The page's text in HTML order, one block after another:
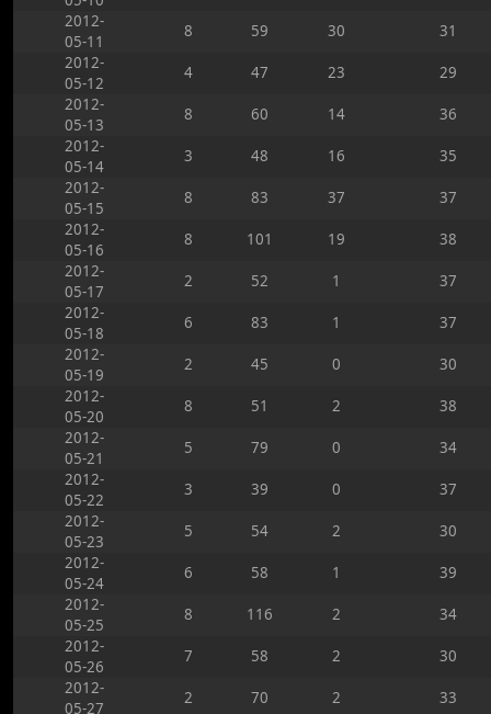
2012-
05-11
8 59 30
31
2012-
05-12
4 47 23
29
2012-
05-13
8 60 14
36
2012-
05-14
3 48 16
35
2012-
05-15
8 83 37
37
2012-
05-16
8 101 19
38
2012-
05-17
2 52 1
37
2012-
05-18
6 83 1
37
2012-
05-19
2 45 0
30
2012-
05-20
8 51 2
38
2012-
05-21
5 79 0
34
2012-
05-22
3 39 0
37
2012-
05-23
5 54 2
30
2012-
05-24
6 58 1
39
2012-
05-25
8 116 2
34
2012-
05-26
7 58 2
30
2012-
05-27
2 70 2
33